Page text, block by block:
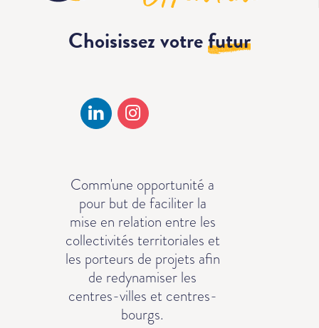
Choisissez votrefutur
Comm'une opportunité a
pour but de faciliter la
mise en relation entre les
collectivités territoriales et
les porteurs de projets afin
de redynamiser les
centres-villes et centres-
bourgs.